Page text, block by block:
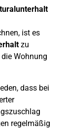
ist es
zu
Wohnung
dass bei
regelmäßig